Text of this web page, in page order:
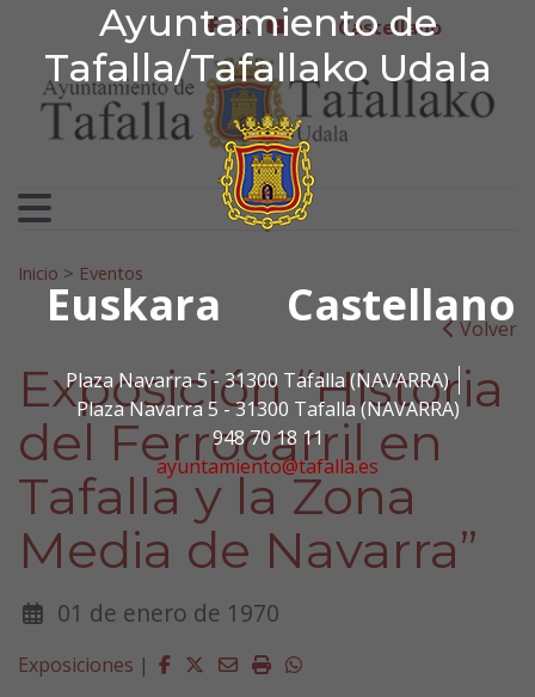
Ayuntamiento de
Tafalla/Tafallako Udala
Euskara Castellano
Plaza Navarra 5 - 31300 Tafalla (NAVARRA)
Plaza Navarra 5 - 31300 Tafalla (NAVARRA)
948 70 18 11
ayuntamiento@tafalla.es
Ir al contenido
Ayuntamiento de
facebook
twitter
youtubeCastellano
Search for:
Inicio > Eventos
Volver
Exposición “Historia
del Ferrocarril en
Tafalla y la Zona
Media de Navarra”
01 de enero de 1970
Exposiciones | Facebook
Twitter
EmailImprimirWhatsapp